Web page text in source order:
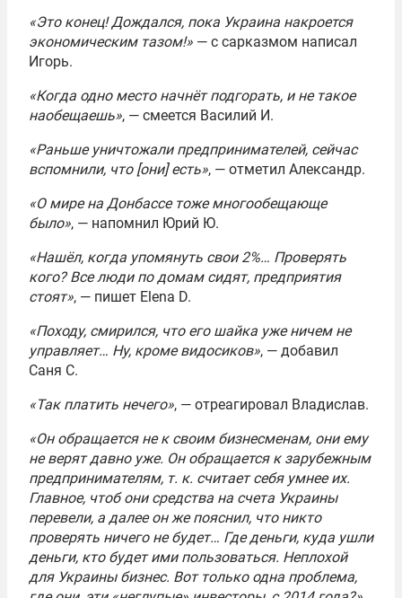
«Это конец! Дождался, пока Украина накроется
экономическим тазом!» — с сарказмом написал
Игорь.
«Когда одно место начнёт подгорать, и не такое
наобещаешь», — смеется Василий И.
«Раньше уничтожали предпринимателей, сейчас
вспомнили, что [они] есть», — отметил Александр.
«О мире на Донбассе тоже многообещающе
было», — напомнил Юрий Ю.
«Нашёл, когда упомянуть свои 2%… Проверять
кого? Все люди по домам сидят, предприятия
стоят», — пишет Elena D.
«Походу, смирился, что его шайка уже ничем не
управляет… Ну, кроме видосиков», — добавил
Саня С.
«Так платить нечего», — отреагировал Владислав.
«Он обращается не к своим бизнесменам, они ему
не верят давно уже. Он обращается к зарубежным
предпринимателям, т. к. считает себя умнее их.
Главное, чтоб они средства на счета Украины
перевели, а далее он же пояснил, что никто
проверять ничего не будет… Где деньги, куда ушли
деньги, кто будет ими пользоваться. Неплохой
для Украины бизнес. Вот только одна проблема,